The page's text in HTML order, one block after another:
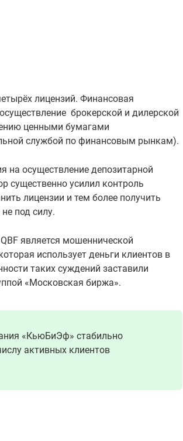
лицензий. Финансовая
брокерской и дилерской
ценными бумагами
службой по финансовым рынкам).
на осуществление депозитарной
существенно усилил контроль
лицензии и тем более получить
под силу.
является мошеннической
использует деньги клиентов в
таких суждений заставили
«Московская биржа».
«КьюБиЭф» стабильно
активных клиентов